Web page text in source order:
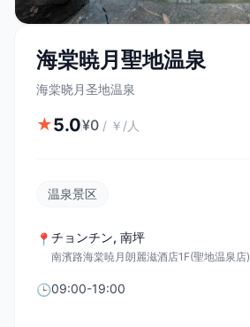
海棠暁月聖地温泉
海棠晓月圣地温泉
★5.0¥0 / ￥/人
温泉景区
📍 チョンチン, 南坪
南濱路海棠暁月朗麗滋酒店1F(聖地温泉店)
🕒09:00-19:00